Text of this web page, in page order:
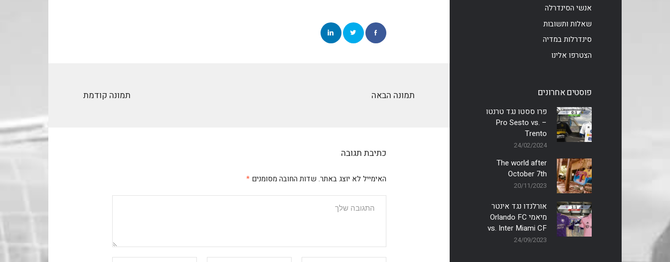
אנשי הסינדרלה
שאלות ותשובות
סינדרלות במדיה
הצטרפו אלינו
פוסטים אחרונים
פרו ססטו נגד טרנטו
– Pro Sesto vs.
Trento
24/02/2024
The world after
October 7th
20/11/2023
אורלנדו נגד אינטר
מיאמי Orlando FC
vs. Inter Miami CF
24/09/2023
תמונה קודמת תמונה הבאה
כתיבת תגובה
האימייל לא יוצג באתר. שדות החובה מסומנים*